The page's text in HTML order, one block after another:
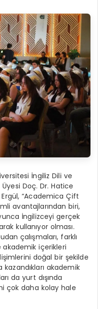
İngiliz Dili ve
Doç. Dr. Hatice
“Academica Çift
avantajlarından biri,
İngilizceyi gerçek
kullanıyor olması.
çalışmaları, farklı
akademik içerikleri
doğal bir şekilde
akademik
da yurt dışında
çok daha kolay hale